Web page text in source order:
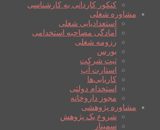
کنکور کاردانی به کارشناسی
مشاوره شغلی
استعدادیابی شغلی
آمادگی مصاحبه استخدامی
رزومه شغلی
بورس
ثبت شرکت
استارت آپ
کاریابی‌ها
استخدام دولتی
مجوز داروخانه
مشاوره پژوهشی
شروع یک پژوهش
سمینار